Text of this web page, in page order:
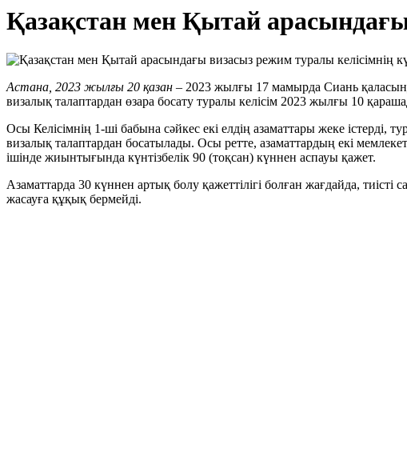
Қазақстан мен Қытай
Астана, 2023 жылғы 20 қазан – 2023 жылғы 17 мамырда Сиань
визалық талаптардан өзара босату туралы келісім 2023 жылғы 10
Осы Келісімнің 1-ші бабына сәйкес екі елдің азаматтары жеке істерді,
визалық талаптардан босатылады. Осы ретте, азаматтардың екі
ішінде жиынтығында күнтізбелік 90 (тоқсан) күннен аспауы қажет.
Азаматтарда 30 күннен артық болу қажеттілігі болған жағдайда,
жасауға құқық бермейді.